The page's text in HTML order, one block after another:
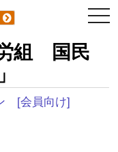
組 国民
[会員向け]